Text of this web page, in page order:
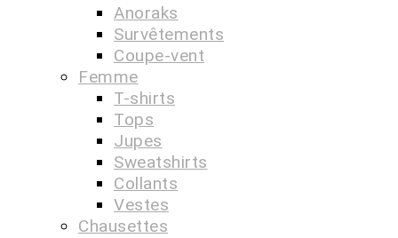
Anoraks
Survêtements
Coupe-vent
Femme
T-shirts
Tops
Jupes
Sweatshirts
Collants
Vestes
Chausettes